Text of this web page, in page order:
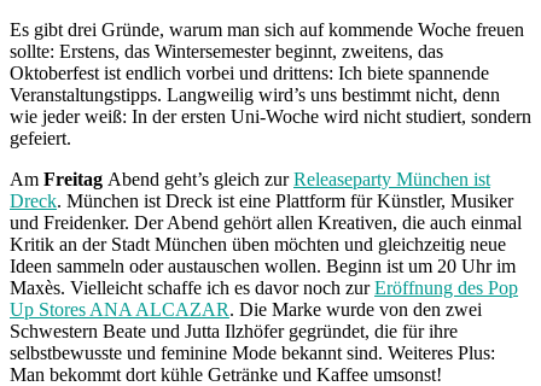
Es gibt drei Gründe, warum man sich auf kommende Woche freuen
sollte: Erstens, das Wintersemester beginnt, zweitens, das
Oktoberfest ist endlich vorbei und drittens: Ich biete spannende
Veranstaltungstipps. Langweilig wird’s uns bestimmt nicht, denn
wie jeder weiß: In der ersten Uni-Woche wird nicht studiert, sondern
gefeiert.
Am Freitag Abend geht’s gleich zurReleaseparty München ist
Dreck. München ist Dreck ist eine Plattform für Künstler, Musiker
und Freidenker. Der Abend gehört allen Kreativen, die auch einmal
Kritik an der Stadt München üben möchten und gleichzeitig neue
Ideen sammeln oder austauschen wollen. Beginn ist um 20 Uhr im
Maxès. Vielleicht schaffe ich es davor noch zurEröffnung des Pop
Up Stores ANA ALCAZAR. Die Marke wurde von den zwei
Schwestern Beate und Jutta Ilzhöfer gegründet, die für ihre
selbstbewusste und feminine Mode bekannt sind. Weiteres Plus:
Man bekommt dort kühle Getränke und Kaffee umsonst!